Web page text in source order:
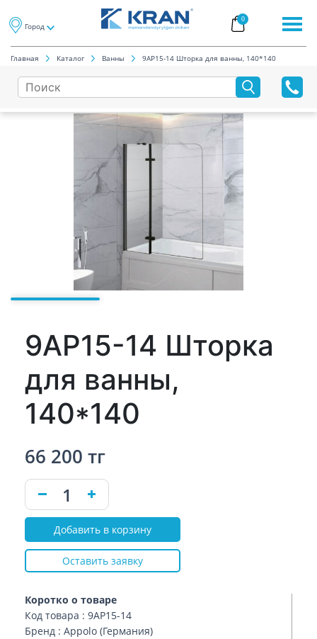
Город
0
Главная Каталог Ванны 9AP15-14 Шторка для ванны, 140*140
9AP15-14 Шторка
для ванны,
140*140
Коротко о товаре
Код товара : 9AP15-14
Бренд : Appolo (Германия)
66 200 тг
Добавить в корзину
Оставить заявку